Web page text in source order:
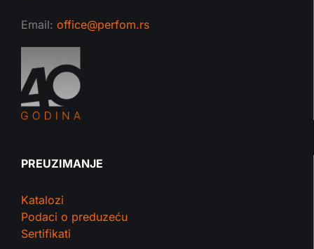
Email: office@perfom.rs
PREUZIMANJE
Katalozi
Podaci o preduzeću
Sertifikati